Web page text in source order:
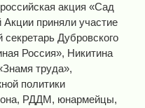
акция «Сад
приняли участие
Дубровского
Россия», Никитина
труда»,
политики
РДДМ, юнармейцы,